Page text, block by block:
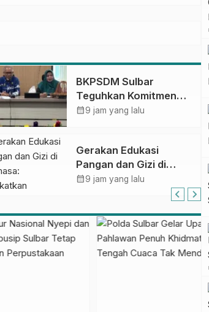
BKPSDM Sulbar
Teguhkan Komitmen
Pengembangan
Penandatanganan
Perjanjian Tugas
Belajar 2026
calendar_month9 jam yang lalu
Gerakan Edukasi
Pangan dan Gizi di
Mamasa: Tingkatkan
dalam Pemenuhan Gizi
calendar_month9 jam yang lalu